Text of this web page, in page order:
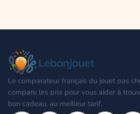
Le comparateur français du jouet pas
compare les prix pour vous aider à
bon cadeau, au meilleur tarif.